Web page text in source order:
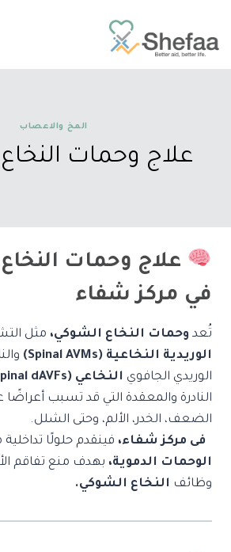
المخ والاعصاب
علاج وحمات
علاج وحمات
في مركز شفاء
تُعد وحمات النخاع الشوكي، مثل
الوريدية النخاعية (Spinal AVMs)
الوريدي الجافوي النخاعي (SpinaldAVFs)،
النادرة والمعقدة التي قد تسبب
الضعف، الخدر، الألم، وحتى الشلل.
فى مركز شفاء، فينقدم حلولًا
الوحمات الدموية، بهدف منع تفاقم
وظائف النخاع الشوكي.